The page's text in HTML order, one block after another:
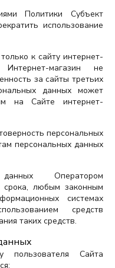
Политики Субъект
использование
к сайту интернет-
магазин не
за сайты третьих
данных может
на Сайте интернет-
персональных
персональных данных
Оператором
срока, любым законным
системах
средств
таких средств.
Сайта